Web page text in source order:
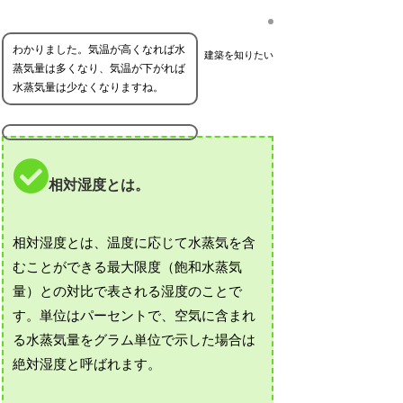
建築を知りたい
わかりました。気温が高くなれば水
蒸気量は多くなり、気温が下がれば
水蒸気量は少なくなりますね。
相対湿度とは。
相対湿度とは、温度に応じて水蒸気を含
むことができる最大限度（飽和水蒸気
量）との対比で表される湿度のことで
す。単位はパーセントで、空気に含まれ
る水蒸気量をグラム単位で示した場合は
絶対湿度と呼ばれます。